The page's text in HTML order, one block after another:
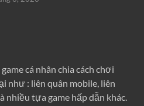
cá nhân chia cách chơi
như : liên quân mobile, liên
nhiều tựa game hấp dẫn khác.